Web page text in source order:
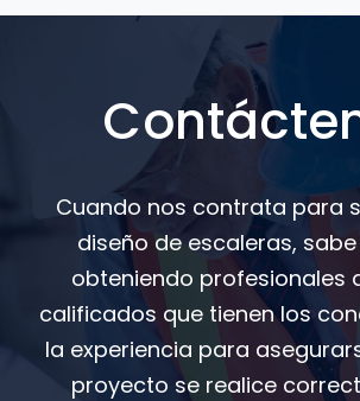
Cuando nos contrata para
diseño de escaleras,
obteniendo profesionales
calificados que tienen los
la experiencia para
proyecto se realice